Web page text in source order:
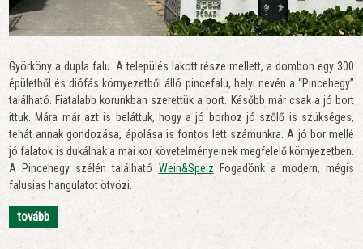
Györköny a dupla falu. A település lakott része mellett, a dombon egy 300
épületből és diófás környezetből álló pincefalu, helyi nevén a “Pincehegy”
található. Fiatalabb korunkban szerettük a bort. Később már csak a jó bort
ittuk. Mára már azt is beláttuk, hogy a jó borhoz jó szőlő is szükséges,
tehát annak gondozása, ápolása is fontos lett számunkra. A jó bor mellé
jó falatok is dukálnak a mai kor követelményeinek megfelelő környezetben.
A Pincehegy szélén található Wein&Speiz Fogadónk a modern, mégis
falusias hangulatot ötvözi.
tovább